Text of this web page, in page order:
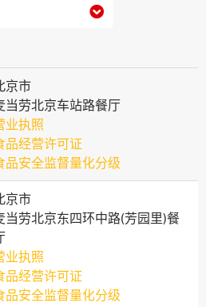

京市
当劳北京车站路餐厅
业执照
品经营许可证
品安全监督量化分级
京市
当劳北京东四环中路(芳园里)餐
业执照
品经营许可证
品安全监督量化分级